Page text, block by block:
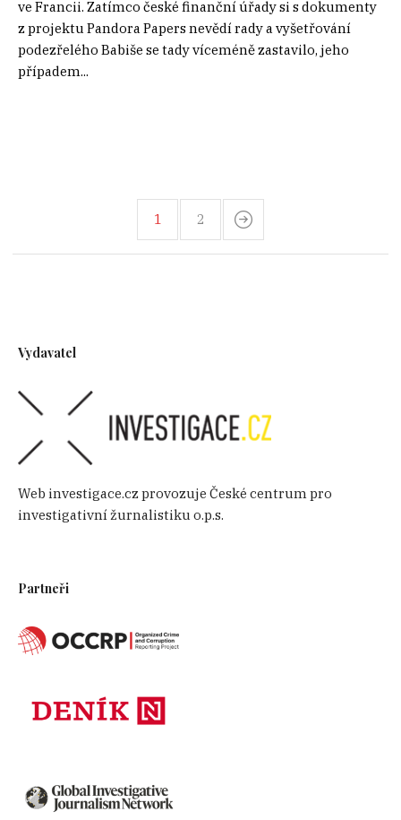
ve Francii. Zatímco české finanční úřady si s dokumenty
z projektu Pandora Papers nevědí rady a vyšetřování
podezřelého Babiše se tady víceméně zastavilo, jeho
případem...
1 2
Vydavatel
Web investigace.cz provozuje České centrum pro
investigativní žurnalistiku o.p.s.
Partneři